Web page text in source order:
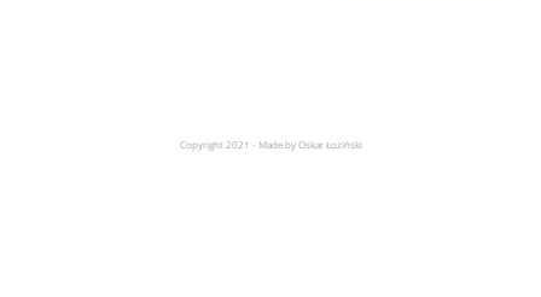
Copyright 2021 - Made by Oskar Łoziński